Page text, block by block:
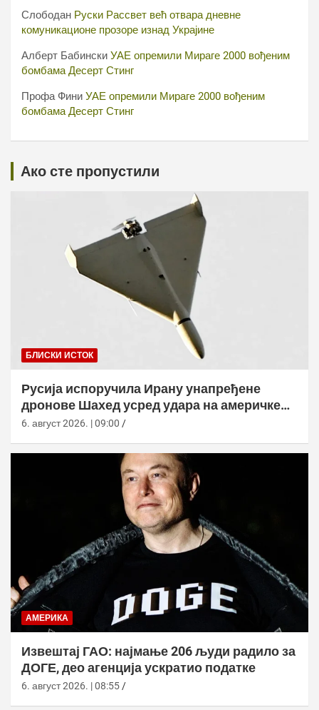
Слободан Руски Рассвет већ отвара дневне
комуникационе прозоре изнад Украјине
Алберт Бабински УАЕ опремили Мираге 2000 вођеним
бомбама Десерт Стинг
Профа Фини УАЕ опремили Мираге 2000 вођеним
бомбама Десерт Стинг
Ако сте пропустили
БЛИСКИ ИСТОК
Русија испоручила Ирану унапређене
дронове Шахед усред удара на америчке
базе
6. август 2026. | 09:00
АМЕРИКА
Извештај ГАО: најмање 206 људи радило за
ДОГЕ, део агенција ускратио податке
6. август 2026. | 08:55